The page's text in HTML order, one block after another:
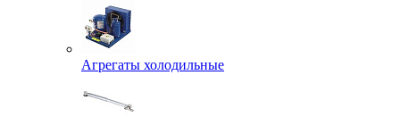
Агрегаты холодильные